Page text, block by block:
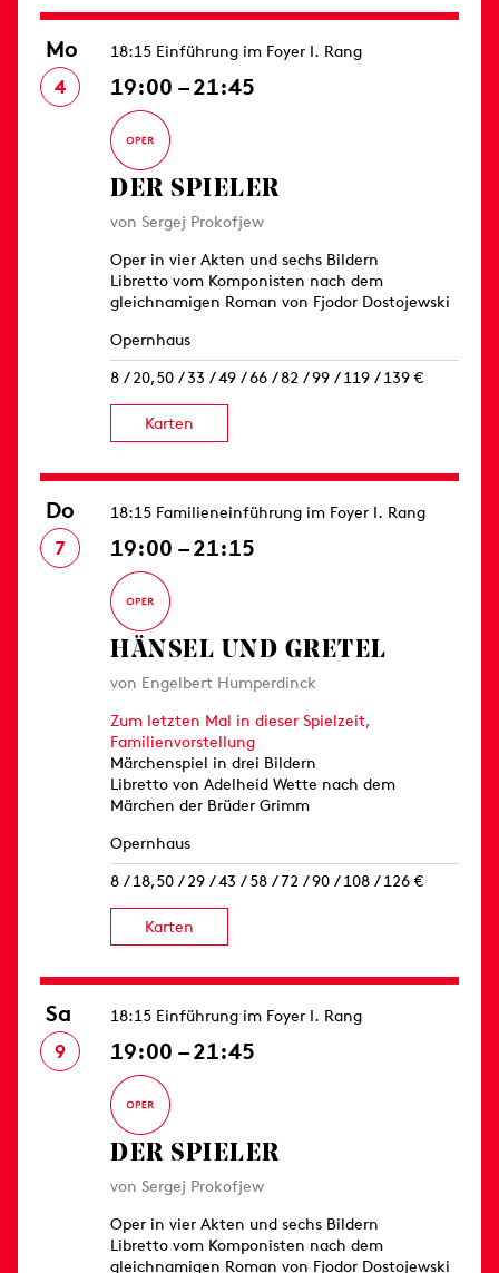
Mo
4
18:15 Einführung im Foyer I. Rang
19:00 – 21:45
DER SPIELER
von Sergej Prokofjew
Oper in vier Akten und sechs Bildern
Libretto vom Komponisten nach dem
gleichnamigen Roman von Fjodor Dostojewski
Opernhaus
8 / 20,50 / 33 / 49 / 66 / 82 / 99 / 119 / 139 €
Karten
Do
7
18:15 Familieneinführung im Foyer I. Rang
19:00 – 21:15
HÄNSEL UND GRETEL
von Engelbert Humperdinck
Zum letzten Mal in dieser Spielzeit,
Familienvorstellung
Märchenspiel in drei Bildern
Libretto von Adelheid Wette nach dem
Märchen der Brüder Grimm
Opernhaus
8 / 18,50 / 29 / 43 / 58 / 72 / 90 / 108 / 126 €
Karten
Sa
9
18:15 Einführung im Foyer I. Rang
19:00 – 21:45
DER SPIELER
von Sergej Prokofjew
Oper in vier Akten und sechs Bildern
Libretto vom Komponisten nach dem
gleichnamigen Roman von Fjodor Dostojewski